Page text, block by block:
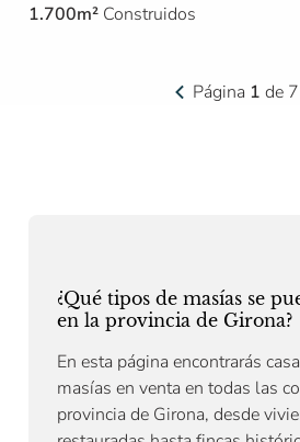
1.700m² Construidos
Página 1 de 7
¿Qué tipos de masías se
en la provincia de Girona?
En esta página encontrarás
masías en venta en todas las
provincia de Girona, desde